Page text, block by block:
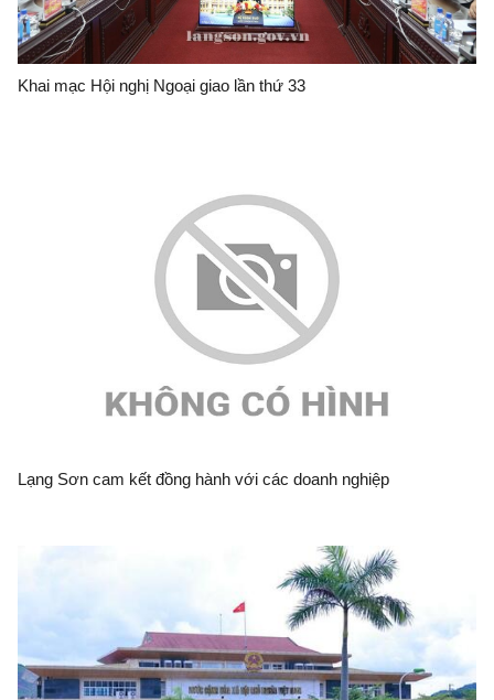
Khai mạc Hội nghị Ngoại giao lần thứ 33
Lạng Sơn cam kết đồng hành với các doanh nghiệp